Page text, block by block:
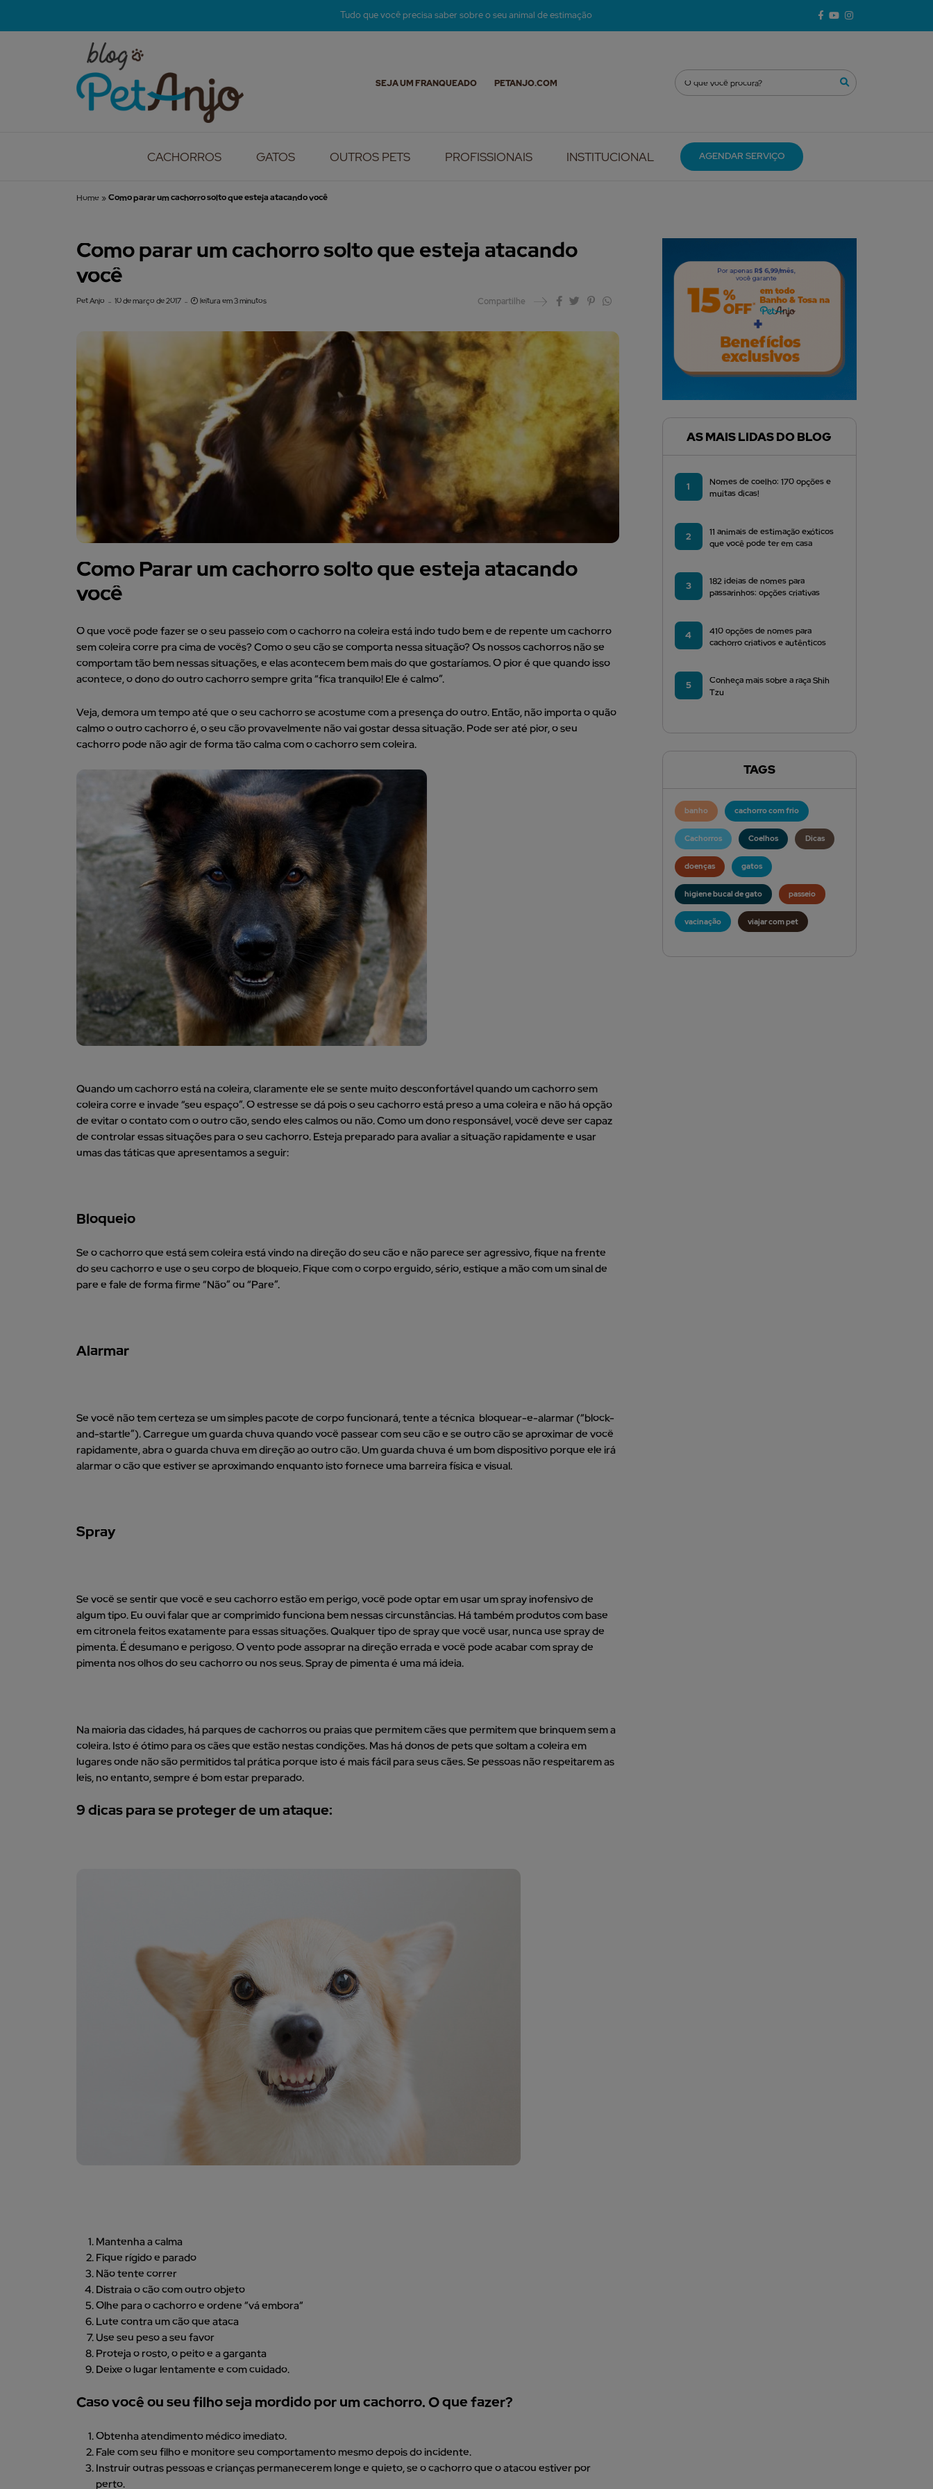
Tudo que você precisa saber sobre o seu animal de estimação
SEJA UM FRANQUEADO PETANJO.COM
CACHORROS GATOS OUTROS PETS PROFISSIONAIS INSTITUCIONAL AGENDAR SERVIÇO
Home »Como parar um cachorro solto que esteja atacando você
Como parar um cachorro solto que esteja atacando
você
Pet Anjo 10 de março de 2017 leitura em 3 minutos Compartilhe
Como Parar um cachorro solto que esteja atacando
você
O que você pode fazer se o seu passeio com o cachorro na coleira está indo tudo bem e de repente um cachorro
sem coleira corre pra cima de vocês? Como o seu cão se comporta nessa situação? Os nossos cachorros não se
comportam tão bem nessas situações, e elas acontecem bem mais do que gostaríamos. O pior é que quando isso
acontece, o dono do outro cachorro sempre grita “fica tranquilo! Ele é calmo”.
Veja, demora um tempo até que o seu cachorro se acostume com a presença do outro. Então, não importa o quão
calmo o outro cachorro é, o seu cão provavelmente não vai gostar dessa situação. Pode ser até pior, o seu
cachorro pode não agir de forma tão calma com o cachorro sem coleira.
Quando um cachorro está na coleira, claramente ele se sente muito desconfortável quando um cachorro sem
coleira corre e invade “seu espaço”. O estresse se dá pois o seu cachorro está preso a uma coleira e não há opção
de evitar o contato com o outro cão, sendo eles calmos ou não. Como um dono responsável, você deve ser capaz
de controlar essas situações para o seu cachorro. Esteja preparado para avaliar a situação rapidamente e usar
umas das táticas que apresentamos a seguir:
Bloqueio
Se o cachorro que está sem coleira está vindo na direção do seu cão e não parece ser agressivo, fique na frente
do seu cachorro e use o seu corpo de bloqueio. Fique com o corpo erguido, sério, estique a mão com um sinal de
pare e fale de forma firme “Não” ou “Pare”.
Alarmar
Se você não tem certeza se um simples pacote de corpo funcionará, tente a técnica bloquear-e-alarmar (“block-
and-startle”). Carregue um guarda chuva quando você passear com seu cão e se outro cão se aproximar de você
rapidamente, abra o guarda chuva em direção ao outro cão. Um guarda chuva é um bom dispositivo porque ele irá
alarmar o cão que estiver se aproximando enquanto isto fornece uma barreira física e visual.
Spray
Se você se sentir que você e seu cachorro estão em perigo, você pode optar em usar um spray inofensivo de
algum tipo. Eu ouvi falar que ar comprimido funciona bem nessas circunstâncias. Há também produtos com base
em citronela feitos exatamente para essas situações. Qualquer tipo de spray que você usar, nunca use spray de
pimenta. É desumano e perigoso. O vento pode assoprar na direção errada e você pode acabar com spray de
pimenta nos olhos do seu cachorro ou nos seus. Spray de pimenta é uma má ideia.
Na maioria das cidades, há parques de cachorros ou praias que permitem cães que permitem que brinquem sem a
coleira. Isto é ótimo para os cães que estão nestas condições. Mas há donos de pets que soltam a coleira em
lugares onde não são permitidos tal prática porque isto é mais fácil para seus cães. Se pessoas não respeitarem as
leis, no entanto, sempre é bom estar preparado.
9 dicas para se proteger de um ataque:
Mantenha a calma
Fique rígido e parado
Não tente correr
Distraia o cão com outro objeto
Olhe para o cachorro e ordene “vá embora“
Lute contra um cão que ataca
Use seu peso a seu favor
Proteja o rosto, o peito e a garganta
Deixe o lugar lentamente e com cuidado.
Caso você ou seu filho seja mordido por um cachorro. O que fazer?
Obtenha atendimento médico imediato.
Fale com seu filho e monitore seu comportamento mesmo depois do incidente.
Instruir outras pessoas e crianças permanecerem longe e quieto, se o cachorro que o atacou estiver por
perto.
AS MAIS LIDAS DO BLOG
1
Nomes de coelho: 170 opções e
muitas dicas!
2
11 animais de estimação exóticos
que você pode ter em casa
3
182 ideias de nomes para
passarinhos: opções criativas
4
410 opções de nomes para
cachorro criativos e autênticos
5
Conheça mais sobre a raça Shih
Tzu
TAGS
banho cachorro com frio
Cachorros Coelhos Dicas
doenças gatos
higiene bucal de gato passeio
vacinação viajar com pet